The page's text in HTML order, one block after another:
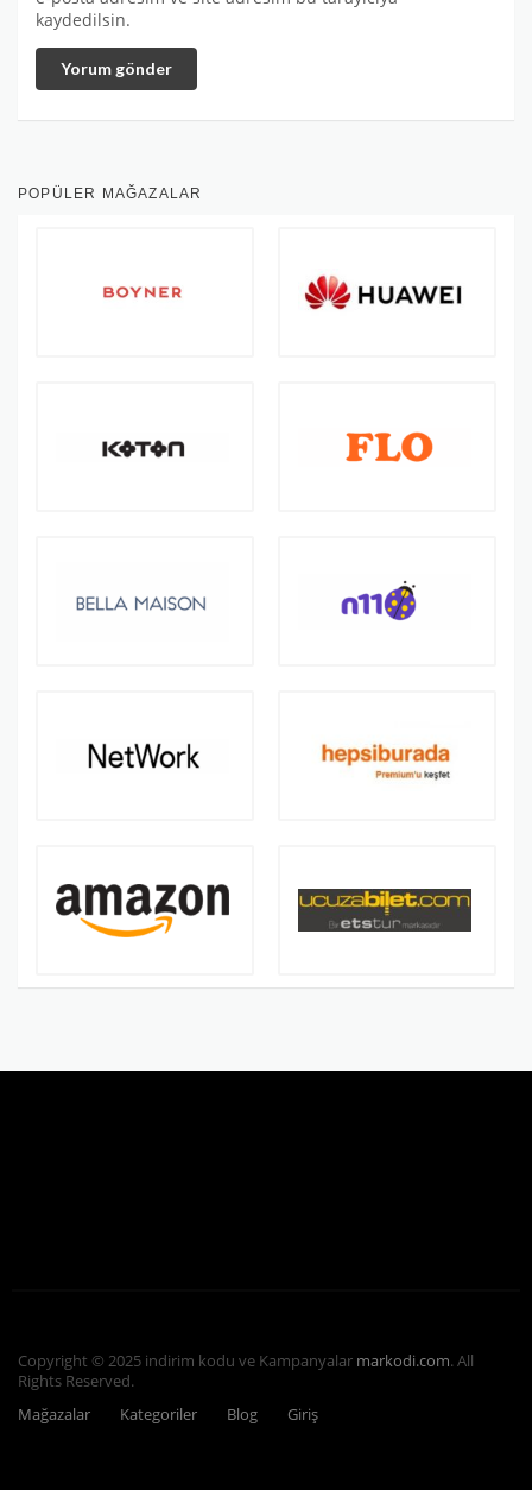
kaydedilsin.
Yorum gönder
POPÜLER MAĞAZALAR
Copyright © 2025 indirim kodu ve Kampanyalar markodi.com. All
Rights Reserved.
Mağazalar
Kategoriler Blog Giriş